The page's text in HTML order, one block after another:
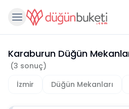
Karaburun Düğün
(3 sonuç)
İzmir
Düğün Mekanları